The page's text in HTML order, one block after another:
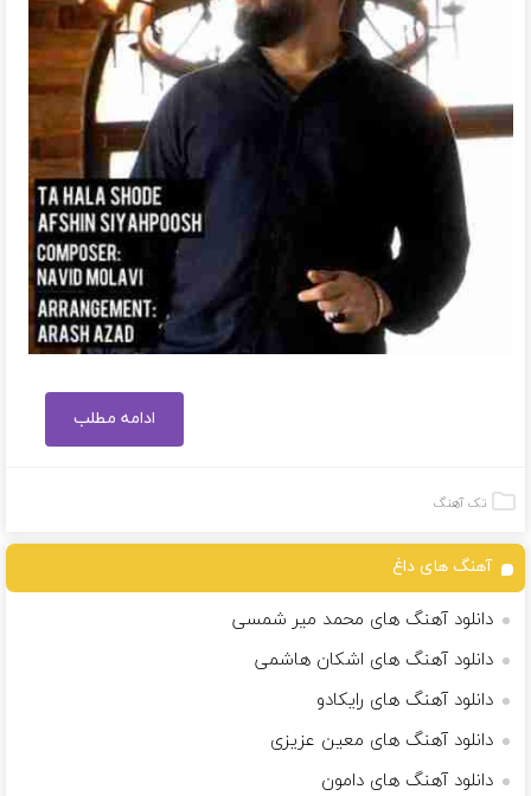
ادامه مطلب
تک آهنگ
آهنگ های داغ
دانلود آهنگ های محمد میر شمسی
دانلود آهنگ های اشکان هاشمی
دانلود آهنگ های رایکادو
دانلود آهنگ های معین عزیزی
دانلود آهنگ های دامون